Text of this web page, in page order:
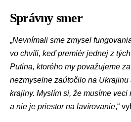
Správny smer
„Nevnímali sme zmysel
vo chvíli, keď premiér jednej z
Putina, ktorého my považujeme
nezmyselne zaútočilo na
krajiny. Myslím si, že musíme veci
a nie je priestor na lavírovanie,“